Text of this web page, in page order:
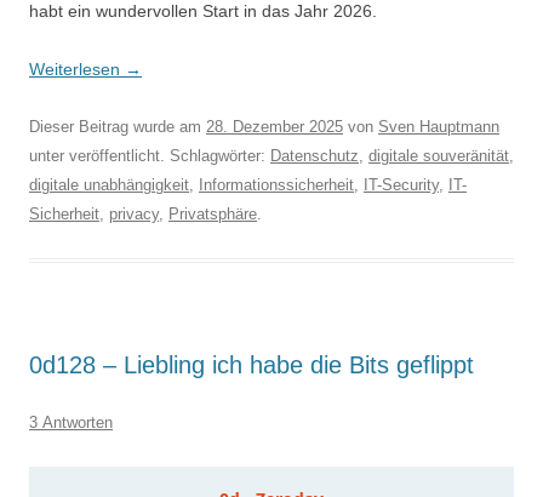
habt ein wundervollen Start in das Jahr 2026.
Weiterlesen →
Dieser Beitrag wurde am 28. Dezember 2025 von Sven Hauptmann
unter veröffentlicht. Schlagwörter: Datenschutz, digitale souveränität,
digitale unabhängigkeit, Informationssicherheit, IT-Security, IT-
Sicherheit, privacy, Privatsphäre.
0d128 – Liebling ich habe die Bits geflippt
3 Antworten